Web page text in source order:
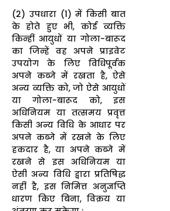
(2) उपधारा (1) में किसी बात
के होते हुए भी, कोई व्यक्ति
किन्हीं आयुधों या गोला-बारूद
का जिन्हें वह अपने प्राइवेट
उपयोग के लिए विधिपूर्वक
अपने कब्जे में रखता है, ऐसे
अन्य व्यक्ति को, जो ऐसे आयुधों
या गोला-बारूद को, इस
अधिनियम या तत्समय प्रवृत्त
किसी अन्य विधि के आधार पर
अपने कब्जे में रखने के लिए
हकदार है, या अपने कब्जे में
रखने से इस अधिनियम या
ऐसी अन्य विधि द्वारा प्रतिषिद्ध
नहीं है, इस निमित्त अनुज्ञप्ति
धारण किए बिना, विक्रय या